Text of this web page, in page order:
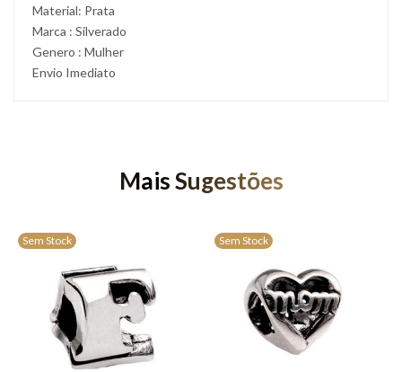
Material: Prata
Marca : Silverado
Genero : Mulher
Envio Imediato
Mais Sugestões
Sem Stock Sem Stock